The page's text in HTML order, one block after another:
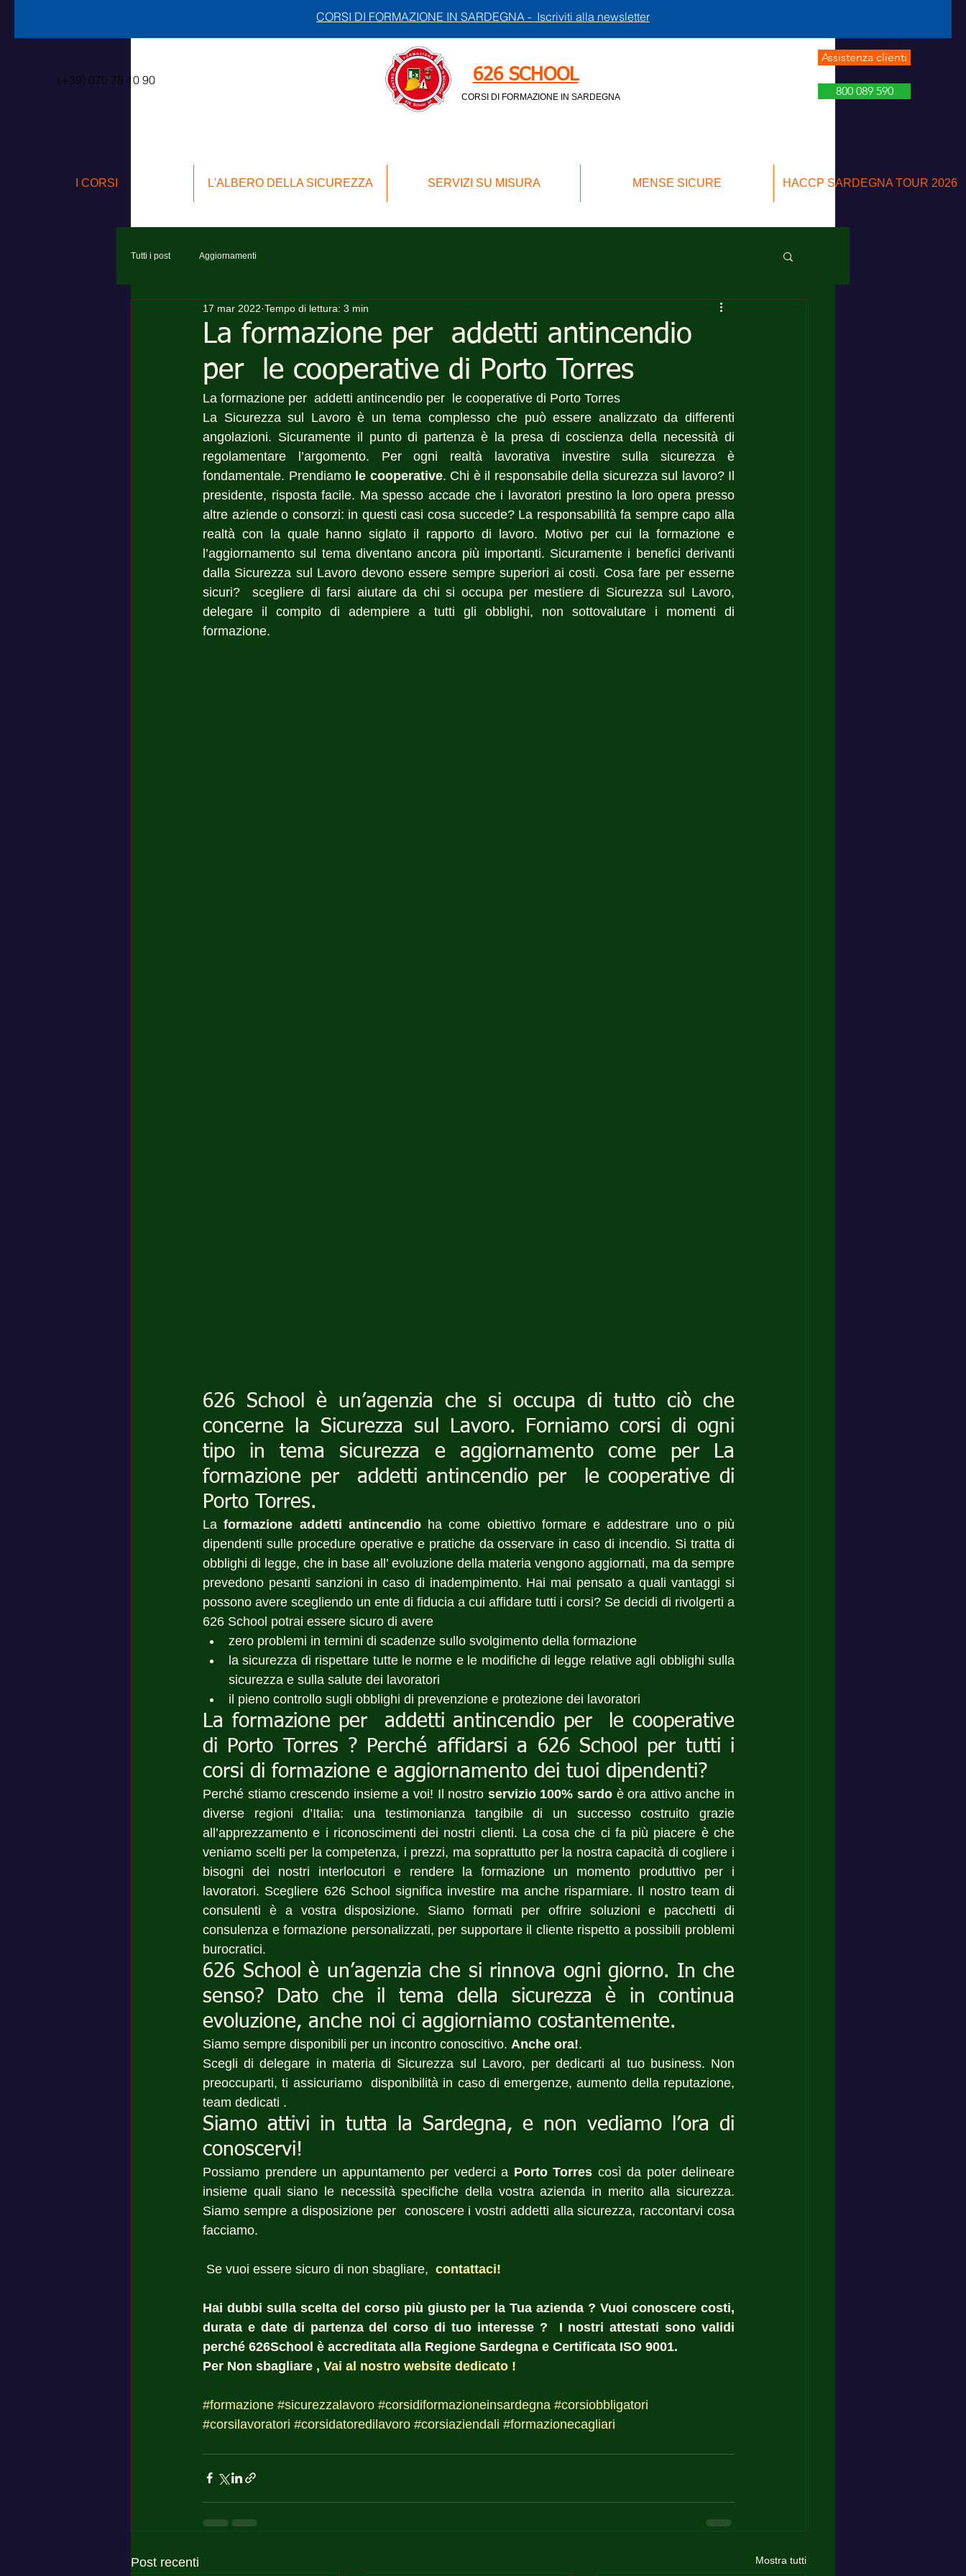
CORSI DI FORMAZIONE IN SARDEGNA - Iscriviti alla newsletter
(+39) 070 78 10 90 626 SCHOOL
CORSI DI FORMAZIONE IN SARDEGNA
Assistenza clienti
800 089 590
I CORSI L'ALBERO DELLA SICUREZZA SERVIZI SU MISURA MENSE SICURE HACCP SARDEGNA TOUR 2026
Tutti i post Aggiornamenti
La formazione per addetti antincendio
per le cooperative di Porto Torres
17 mar 2022 Tempo di lettura: 3 min
La formazione per  addetti antincendio per  le cooperative di Porto Torres
La Sicurezza sul Lavoro è un tema complesso che può essere analizzato da differenti
angolazioni. Sicuramente il punto di partenza è la presa di coscienza della necessità di
regolamentare l’argomento. Per ogni realtà lavorativa investire sulla sicurezza è
fondamentale. Prendiamo le cooperative. Chi è il responsabile della sicurezza sul lavoro? Il
presidente, risposta facile. Ma spesso accade che i lavoratori prestino la loro opera presso
altre aziende o consorzi: in questi casi cosa succede? La responsabilità fa sempre capo alla
realtà con la quale hanno siglato il rapporto di lavoro. Motivo per cui la formazione e
l’aggiornamento sul tema diventano ancora più importanti. Sicuramente i benefici derivanti
dalla Sicurezza sul Lavoro devono essere sempre superiori ai costi. Cosa fare per esserne
sicuri?  scegliere di farsi aiutare da chi si occupa per mestiere di Sicurezza sul Lavoro,
delegare il compito di adempiere a tutti gli obblighi, non sottovalutare i momenti di
formazione.
626 School è un’agenzia che si occupa di tutto ciò che
concerne la Sicurezza sul Lavoro. Forniamo corsi di ogni
tipo in tema sicurezza e aggiornamento come per La
formazione per  addetti antincendio per  le cooperative di
Porto Torres.
La formazione addetti antincendio ha come obiettivo formare e addestrare uno o più
dipendenti sulle procedure operative e pratiche da osservare in caso di incendio. Si tratta di
obblighi di legge, che in base all’ evoluzione della materia vengono aggiornati, ma da sempre
prevedono pesanti sanzioni in caso di inadempimento. Hai mai pensato a quali vantaggi si
possono avere scegliendo un ente di fiducia a cui affidare tutti i corsi? Se decidi di rivolgerti a
626 School potrai essere sicuro di avere
zero problemi in termini di scadenze sullo svolgimento della formazione
la sicurezza di rispettare tutte le norme e le modifiche di legge relative agli obblighi sulla
sicurezza e sulla salute dei lavoratori
il pieno controllo sugli obblighi di prevenzione e protezione dei lavoratori
La formazione per  addetti antincendio per  le cooperative
di Porto Torres ? Perché affidarsi a 626 School per tutti i
corsi di formazione e aggiornamento dei tuoi dipendenti?
Perché stiamo crescendo insieme a voi! Il nostro servizio 100% sardo è ora attivo anche in
diverse regioni d’Italia: una testimonianza tangibile di un successo costruito grazie
all’apprezzamento e i riconoscimenti dei nostri clienti. La cosa che ci fa più piacere è che
veniamo scelti per la competenza, i prezzi, ma soprattutto per la nostra capacità di cogliere i
bisogni dei nostri interlocutori e rendere la formazione un momento produttivo per i
lavoratori. Scegliere 626 School significa investire ma anche risparmiare. Il nostro team di
consulenti è a vostra disposizione. Siamo formati per offrire soluzioni e pacchetti di
consulenza e formazione personalizzati, per supportare il cliente rispetto a possibili problemi
burocratici.
626 School è un’agenzia che si rinnova ogni giorno. In che
senso? Dato che il tema della sicurezza è in continua
evoluzione, anche noi ci aggiorniamo costantemente.
Siamo sempre disponibili per un incontro conoscitivo. Anche ora!.
Scegli di delegare in materia di Sicurezza sul Lavoro, per dedicarti al tuo business. Non
preoccuparti, ti assicuriamo  disponibilità in caso di emergenze, aumento della reputazione,
team dedicati .
Siamo attivi in tutta la Sardegna, e non vediamo l’ora di
conoscervi!
Possiamo prendere un appuntamento per vederci a Porto Torres così da poter delineare
insieme quali siano le necessità specifiche della vostra azienda in merito alla sicurezza.
Siamo sempre a disposizione per  conoscere i vostri addetti alla sicurezza, raccontarvi cosa
facciamo.
Se vuoi essere sicuro di non sbagliare, contattaci!
Hai dubbi sulla scelta del corso più giusto per la Tua azienda ? Vuoi conoscere costi,
durata e date di partenza del corso di tuo interesse ?  I nostri attestati sono validi
perché 626School è accreditata alla Regione Sardegna e Certificata ISO 9001.
Per Non sbagliare , Vai al nostro website dedicato !
#formazione #sicurezzalavoro #corsidiformazioneinsardegna #corsiobbligatori
#corsilavoratori #corsidatoredilavoro #corsiaziendali #formazionecagliari
Post recenti Mostra tutti